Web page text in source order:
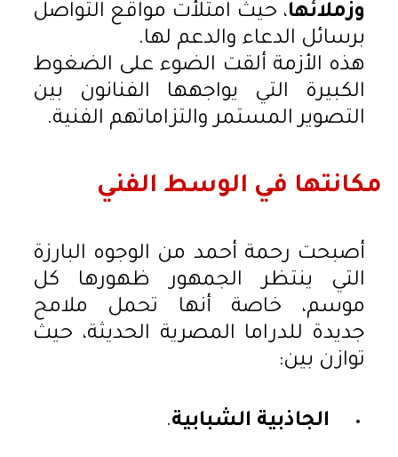
وزملائها، حيث امتلأت مواقع التواصل
برسائل الدعاء والدعم لها.
هذه الأزمة ألقت الضوء على الضغوط
الكبيرة التي يواجهها الفنانون بين
التصوير المستمر والتزاماتهم الفنية.
مكانتها في الوسط الفني
أصبحت رحمة أحمد من الوجوه البارزة
التي ينتظر الجمهور ظهورها كل
موسم، خاصة أنها تحمل ملامح
جديدة للدراما المصرية الحديثة، حيث
توازن بين:
الجاذبية الشبابية.